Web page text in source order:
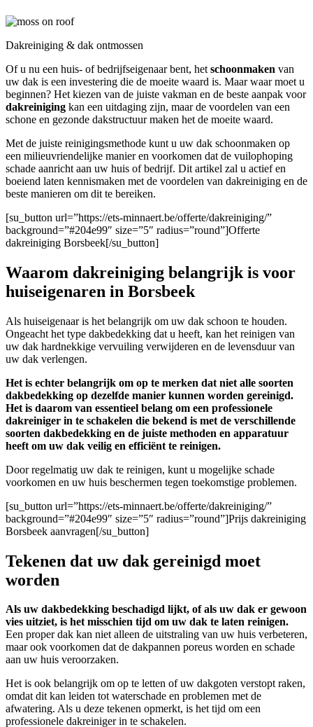
Dakreiniging & dak ontmossen
Of u nu een huis- of bedrijfseigenaar bent, het schoonmaken van
uw dak is een investering die de moeite waard is. Maar waar moet u
beginnen? Het kiezen van de juiste vakman en de beste aanpak voor
dakreiniging kan een uitdaging zijn, maar de voordelen van een
schone en gezonde dakstructuur maken het de moeite waard.
Met de juiste reinigingsmethode kunt u uw dak schoonmaken op
een milieuvriendelijke manier en voorkomen dat de vuilophoping
schade aanricht aan uw huis of bedrijf. Dit artikel zal u actief en
boeiend laten kennismaken met de voordelen van dakreiniging en de
beste manieren om dit te bereiken.
[su_button url=”https://ets-minnaert.be/offerte/dakreiniging/”
background=”#204e99″ size=”5″ radius=”round”]Offerte
dakreiniging Borsbeek[/su_button]
Waarom dakreiniging belangrijk is voor
huiseigenaren in Borsbeek
Als huiseigenaar is het belangrijk om uw dak schoon te houden.
Ongeacht het type dakbedekking dat u heeft, kan het reinigen van
uw dak hardnekkige vervuiling verwijderen en de levensduur van
uw dak verlengen.
Het is echter belangrijk om op te merken dat niet alle soorten
dakbedekking op dezelfde manier kunnen worden gereinigd.
Het is daarom van essentieel belang om een professionele
dakreiniger in te schakelen die bekend is met de verschillende
soorten dakbedekking en de juiste methoden en apparatuur
heeft om uw dak veilig en efficiënt te reinigen.
Door regelmatig uw dak te reinigen, kunt u mogelijke schade
voorkomen en uw huis beschermen tegen toekomstige problemen.
[su_button url=”https://ets-minnaert.be/offerte/dakreiniging/”
background=”#204e99″ size=”5″ radius=”round”]Prijs dakreiniging
Borsbeek aanvragen[/su_button]
Tekenen dat uw dak gereinigd moet
worden
Als uw dakbedekking beschadigd lijkt, of als uw dak er gewoon
vies uitziet, is het misschien tijd om uw dak te laten reinigen.
Een proper dak kan niet alleen de uitstraling van uw huis verbeteren,
maar ook voorkomen dat de dakpannen poreus worden en schade
aan uw huis veroorzaken.
Het is ook belangrijk om op te letten of uw dakgoten verstopt raken,
omdat dit kan leiden tot waterschade en problemen met de
afwatering. Als u deze tekenen opmerkt, is het tijd om een
professionele dakreiniger in te schakelen.